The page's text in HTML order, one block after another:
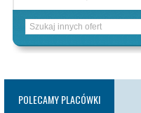
POLECAMY PLACÓWKI